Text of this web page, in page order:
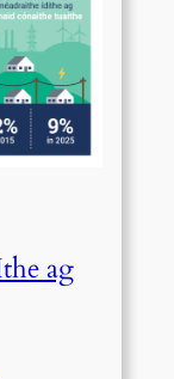
ag